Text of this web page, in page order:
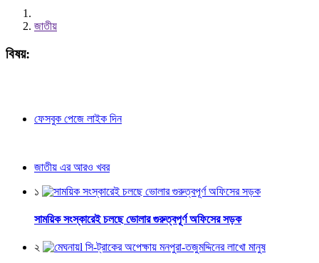
জাতীয়
বিষয়:
ফেসবুক পেজে লাইক দিন
জাতীয় এর আরও খবর
১
সাময়িক সংস্কারেই চলছে ভোলার গুরুত্বপূর্ণ অফিসের সড়ক
২